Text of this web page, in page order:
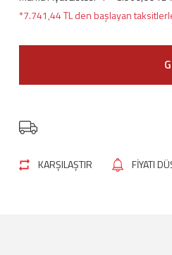
*7.741,44 TL den başlayan
KARŞILAŞTIR FİYATI